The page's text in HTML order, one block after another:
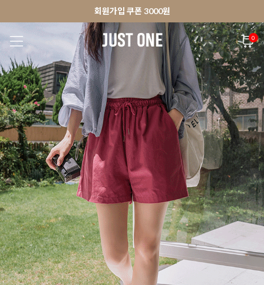
앱 다운로드 10% 할인쿠폰
🚀오늘출발상품 당일발송 배송중
회원가입 쿠폰 3000원
앱 다운로드 10% 할인쿠폰
0
NEW 7% BEST 🚀오늘출발 MADE . J 상의 팬츠